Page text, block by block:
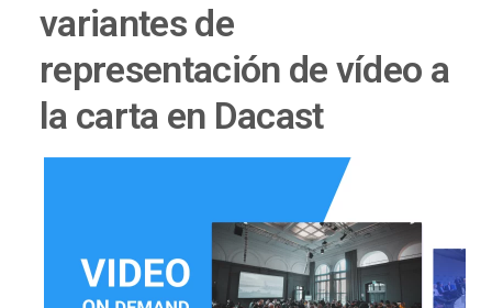
variantes de
representación de vídeo a
la carta en Dacast